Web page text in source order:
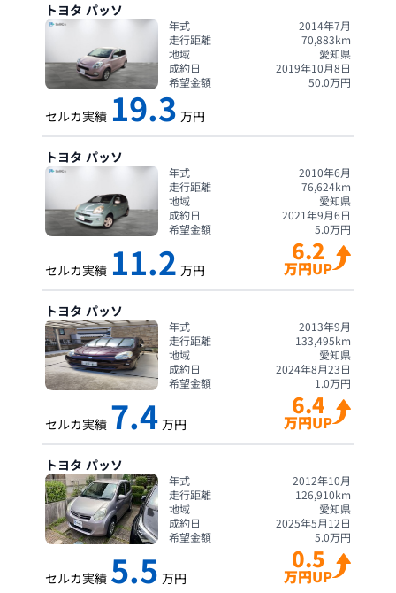
トヨタ パッソ
年式
2014年7月
走行距離
70,883km
地域
愛知県
成約日
2019年10月8日
希望金額
50.0万円
セルカ実績 19.3 万円
トヨタ パッソ
年式
2010年6月
走行距離
76,624km
地域
愛知県
成約日
2021年9月6日
希望金額
5.0万円
セルカ実績 11.2 万円
6.2
万円UP
トヨタ パッソ
年式
2013年9月
走行距離
133,495km
地域
愛知県
成約日
2024年8月23日
希望金額
1.0万円
セルカ実績 7.4 万円
6.4
万円UP
トヨタ パッソ
年式
2012年10月
走行距離
126,910km
地域
愛知県
成約日
2025年5月12日
希望金額
5.0万円
セルカ実績 5.5 万円
0.5
万円UP